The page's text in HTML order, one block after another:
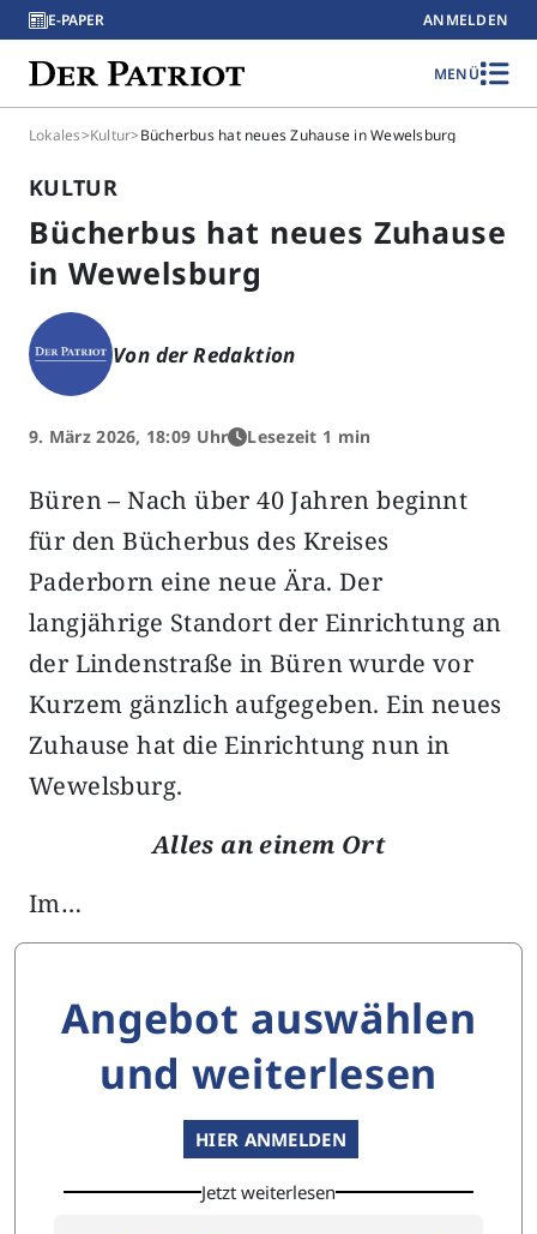
E-PAPER ANMELDEN
MENÜ
Lokales>Kultur>Bücherbus hat neues Zuhause in Wewelsburg
KULTUR
Bücherbus hat neues Zuhause
in Wewelsburg
Von der Redaktion
9. März 2026, 18:09 Uhr Lesezeit 1 min
Büren – Nach über 40 Jahren beginnt
für den Bücherbus des Kreises
Paderborn eine neue Ära. Der
langjährige Standort der Einrichtung an
der Lindenstraße in Büren wurde vor
Kurzem gänzlich aufgegeben. Ein neues
Zuhause hat die Einrichtung nun in
Wewelsburg.
Alles an einem Ort
Im…
Angebot auswählen
und weiterlesen
HIER ANMELDEN
Jetzt weiterlesen